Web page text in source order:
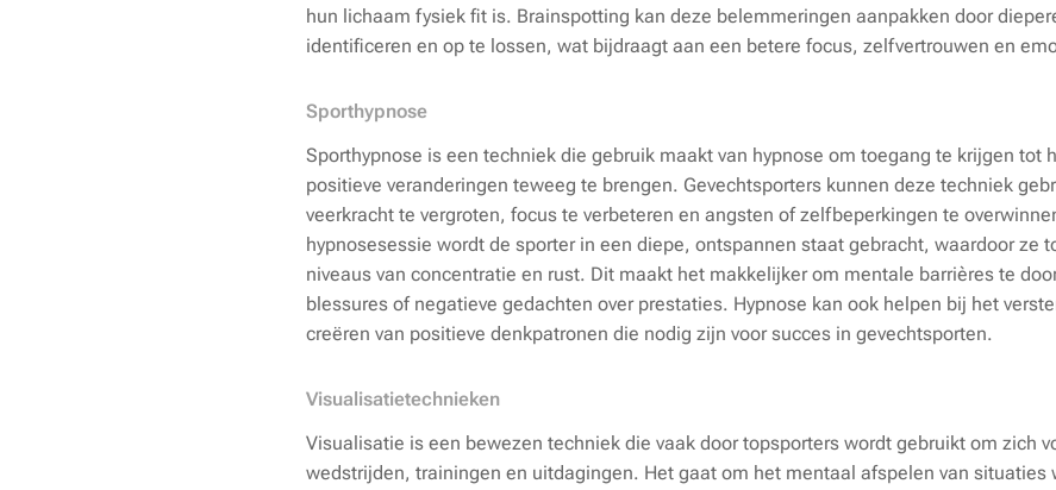
hun lichaam fysiek fit is. Brainspotting kan deze belemmeringen aanpakken door
identificeren en op te lossen, wat bijdraagt aan een betere focus, zelfvertrouwen en
Sporthypnose
Sporthypnose is een techniek die gebruik maakt van hypnose om toegang te krijgen tot
positieve veranderingen teweeg te brengen. Gevechtsporters kunnen deze techniek
veerkracht te vergroten, focus te verbeteren en angsten of zelfbeperkingen te
hypnosesessie wordt de sporter in een diepe, ontspannen staat gebracht, waardoor ze
niveaus van concentratie en rust. Dit maakt het makkelijker om mentale barrières te
blessures of negatieve gedachten over prestaties. Hypnose kan ook helpen bij het
creëren van positieve denkpatronen die nodig zijn voor succes in gevechtsporten.
Visualisatietechnieken
Visualisatie is een bewezen techniek die vaak door topsporters wordt gebruikt om zich
wedstrijden, trainingen en uitdagingen. Het gaat om het mentaal afspelen van situaties